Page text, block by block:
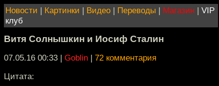
Новости | Картинки | Видео | Переводы | Магазин | VIP
клуб
Витя Солнышкин и Иосиф Сталин
07.05.16 00:33 | Goblin | 72 комментария
Цитата: